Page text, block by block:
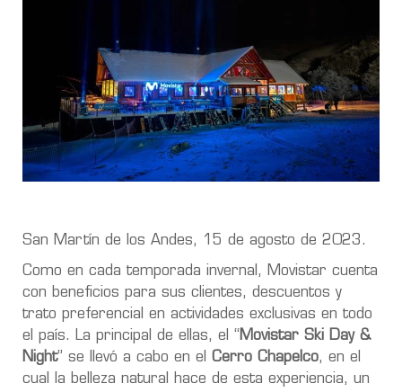
San Martín de los Andes, 15 de agosto de 2023.
Como en cada temporada invernal, Movistar cuenta
con beneficios para sus clientes, descuentos y
trato preferencial en actividades exclusivas en todo
el país. La principal de ellas, el “ Movistar Ski Day &
Night” se llevó a cabo en el Cerro Chapelco, en el
cual la belleza natural hace de esta experiencia, un